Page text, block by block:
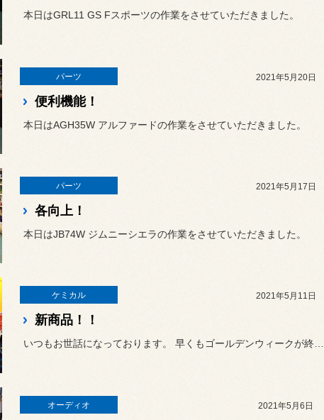
本日はGRL11 GS Fスポーツの作業をさせていただきました。
パーツ 2021年5月20日
便利機能！
本日はAGH35W アルファードの作業をさせていただきました。
パーツ 2021年5月17日
各向上！
本日はJB74W ジムニーシエラの作業をさせていただきました。
ケミカル 2021年5月11日
新商品！！
いつもお世話になっております。 早くもゴールデンウィークが終わっ...
オーディオ 2021年5月6日